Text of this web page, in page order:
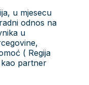
u mjesecu
odnos na
u
( Regija
partner